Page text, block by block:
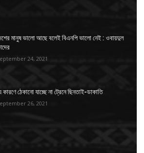
মানুষ ভালো আছে বলেই বিএনপি ভালো নেই : ওবায়দুল
24, 2021
কারণে ঠেকানো যাচ্ছে না ট্রেনে ছিনতাই-ডাকাতি
26, 2021